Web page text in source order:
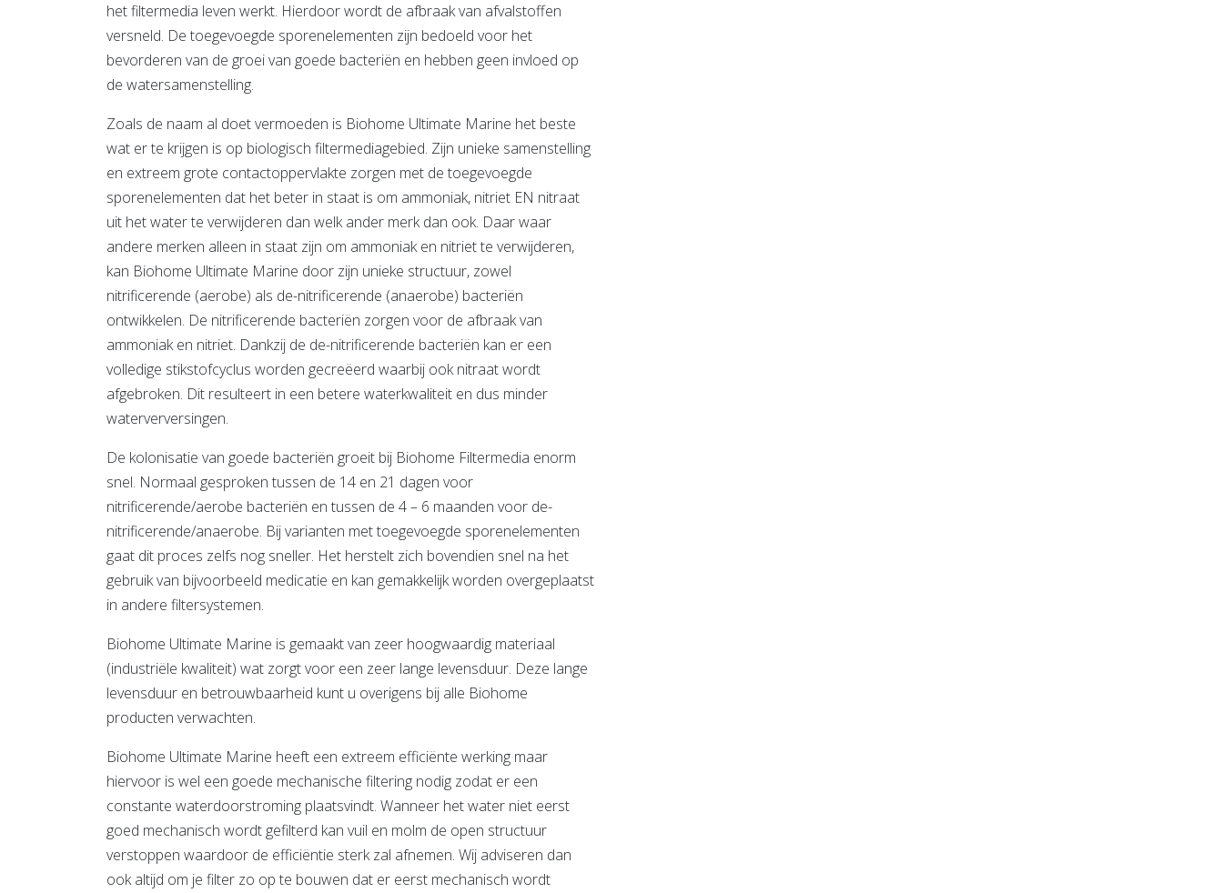
het filtermedia leven werkt. Hierdoor wordt de afbraak van afvalstoffen
versneld. De toegevoegde sporenelementen zijn bedoeld voor het
bevorderen van de groei van goede bacteriën en hebben geen invloed op
de watersamenstelling.
Zoals de naam al doet vermoeden is Biohome Ultimate Marine het beste
wat er te krijgen is op biologisch filtermediagebied. Zijn unieke samenstelling
en extreem grote contactoppervlakte zorgen met de toegevoegde
sporenelementen dat het beter in staat is om ammoniak, nitriet EN nitraat
uit het water te verwijderen dan welk ander merk dan ook. Daar waar
andere merken alleen in staat zijn om ammoniak en nitriet te verwijderen,
kan Biohome Ultimate Marine door zijn unieke structuur, zowel
nitrificerende (aerobe) als de-nitrificerende (anaerobe) bacteriën
ontwikkelen. De nitrificerende bacteriën zorgen voor de afbraak van
ammoniak en nitriet. Dankzij de de-nitrificerende bacteriën kan er een
volledige stikstofcyclus worden gecreëerd waarbij ook nitraat wordt
afgebroken. Dit resulteert in een betere waterkwaliteit en dus minder
waterverversingen.
De kolonisatie van goede bacteriën groeit bij Biohome Filtermedia enorm
snel. Normaal gesproken tussen de 14 en 21 dagen voor
nitrificerende/aerobe bacteriën en tussen de 4 – 6 maanden voor de-
nitrificerende/anaerobe. Bij varianten met toegevoegde sporenelementen
gaat dit proces zelfs nog sneller. Het herstelt zich bovendien snel na het
gebruik van bijvoorbeeld medicatie en kan gemakkelijk worden overgeplaatst
in andere filtersystemen.
Biohome Ultimate Marine is gemaakt van zeer hoogwaardig materiaal
(industriële kwaliteit) wat zorgt voor een zeer lange levensduur. Deze lange
levensduur en betrouwbaarheid kunt u overigens bij alle Biohome
producten verwachten.
Biohome Ultimate Marine heeft een extreem efficiënte werking maar
hiervoor is wel een goede mechanische filtering nodig zodat er een
constante waterdoorstroming plaatsvindt. Wanneer het water niet eerst
goed mechanisch wordt gefilterd kan vuil en molm de open structuur
verstoppen waardoor de efficiëntie sterk zal afnemen. Wij adviseren dan
ook altijd om je filter zo op te bouwen dat er eerst mechanisch wordt